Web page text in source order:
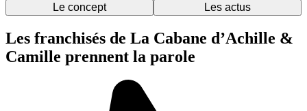
Le concept
Les actus
Les franchisés de La Cabane d’Achille &
Camille prennent la parole